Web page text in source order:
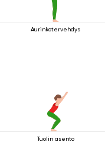
Aurinkotervehdys
Tuolin asento